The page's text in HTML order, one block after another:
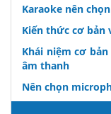
Karaoke nên
Kiến thức cơ bản
Khái niệm cơ
âm thanh
Nên chọn